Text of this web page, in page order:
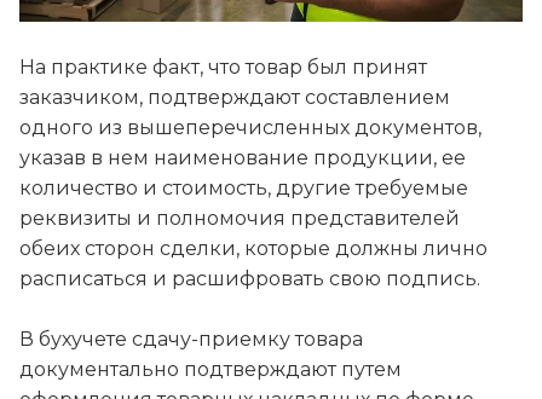
На практике факт, что товар был принят
заказчиком, подтверждают составлением
одного из вышеперечисленных документов,
указав в нем наименование продукции, ее
количество и стоимость, другие требуемые
реквизиты и полномочия представителей
обеих сторон сделки, которые должны лично
расписаться и расшифровать свою подпись.
В бухучете сдачу-приемку товара
документально подтверждают путем